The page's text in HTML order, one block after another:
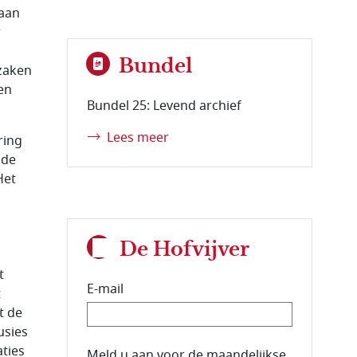
de
Bundel
Bundel 25: Levend archief
Lees meer
De Hofvijver
E-mail